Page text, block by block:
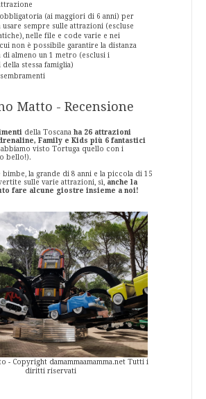
(ai maggiori di 6 anni) per
usare sempre sulle attrazioni (escluse
nelle file e code varie e nei
non è possibile garantire la distanza
di almeno un 1 metro (esclusi i
stessa famiglia)
Matto - Recensione
della Toscana ha 26 attrazioni
Family e Kids più 6 fantastici
visto Tortuga quello con i
bello!).
bimbe, la grande di 8 anni e la piccola di 15
sulle varie attrazioni, sì, anche la
fare alcune giostre insieme a noi!
- Copyright damammaamamma.net Tutti i
diritti riservati